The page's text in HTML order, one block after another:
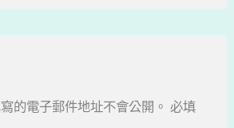
的電子郵件地址不會公開。 必填